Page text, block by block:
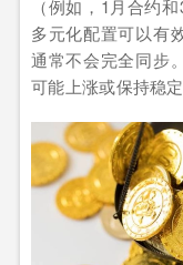
（例如，1月合约
多元化配置可以有
通常不会完全同步
可能上涨或保持稳